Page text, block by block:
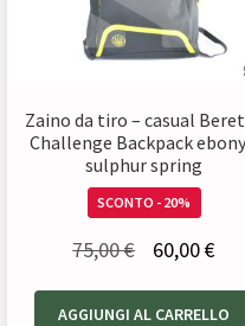
Zaino da tiro – casual
Challenge Backpack
sulphur spring
SCONTO - 20%
75,00€
originale
60,00€Il
AGGIUNGI AL CARRELLO